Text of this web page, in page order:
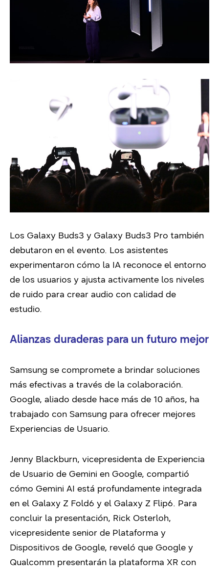
Los Galaxy Buds3 y Galaxy Buds3 Pro también
debutaron en el evento. Los asistentes
experimentaron cómo la IA reconoce el entorno
de los usuarios y ajusta activamente los niveles
de ruido para crear audio con calidad de
estudio.
Alianzas duraderas para un futuro mejor
Samsung se compromete a brindar soluciones
más efectivas a través de la colaboración.
Google, aliado desde hace más de 10 años, ha
trabajado con Samsung para ofrecer mejores
Experiencias de Usuario.
Jenny Blackburn, vicepresidenta de Experiencia
de Usuario de Gemini en Google, compartió
cómo Gemini AI está profundamente integrada
en el Galaxy Z Fold6 y el Galaxy Z Flip6. Para
concluir la presentación, Rick Osterloh,
vicepresidente senior de Plataforma y
Dispositivos de Google, reveló que Google y
Qualcomm presentarán la plataforma XR con